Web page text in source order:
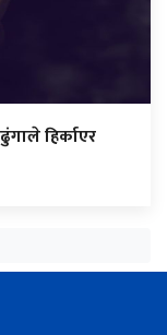
हिर्काएर